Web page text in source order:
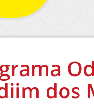
dos